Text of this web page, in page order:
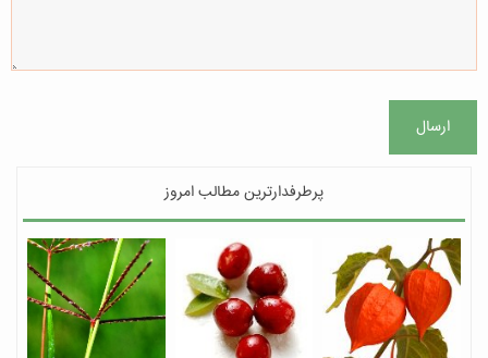
ارسال
پرطرفدارترین مطالب امروز